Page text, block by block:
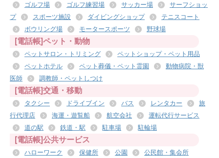
ゴルフ場 ゴルフ練習場 サッカー場
サーフショッ
プ
スポーツ施設 ダイビングショップ
テニスコート
ボウリング場
モータースポーツ 野球場
[電話帳]ペット・動物
ペットサロン・トリミング
ペットショップ・ペット用品
ペットホテル
ペット葬儀・ペット霊園
動物病院・獣
医師
調教師・ペットしつけ
[電話帳]交通・移動
タクシー ドライブイン バス レンタカー
旅
行代理店
海運・遊覧船 航空会社
運転代行サービス
道の駅
鉄道・駅 駐車場 駐輪場
[電話帳]公共サービス
ハローワーク 保健所 公園 公民館・集会所